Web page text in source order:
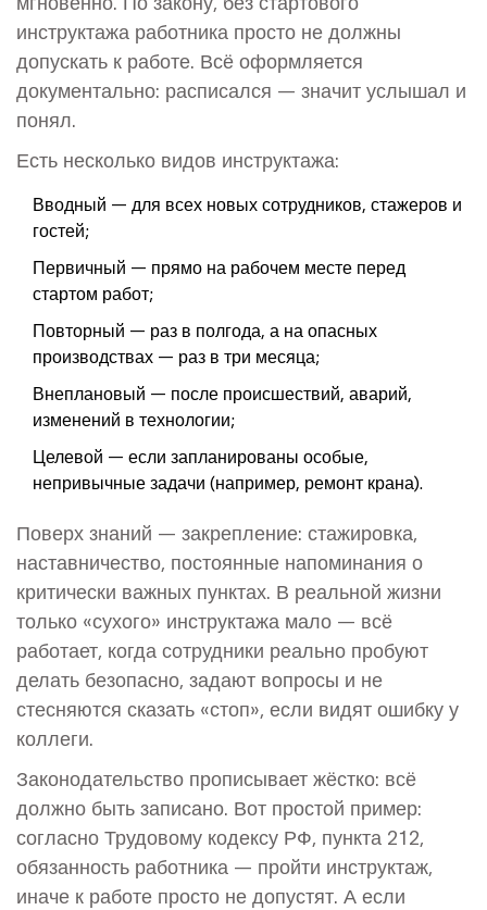
инструктажа работника просто не должны
допускать к работе. Всё оформляется
документально: расписался — значит услышал и
понял.
Есть несколько видов инструктажа:
Вводный — для всех новых сотрудников, стажеров и
гостей;
Первичный — прямо на рабочем месте перед
стартом работ;
Повторный — раз в полгода, а на опасных
производствах — раз в три месяца;
Внеплановый — после происшествий, аварий,
изменений в технологии;
Целевой — если запланированы особые,
непривычные задачи (например, ремонт крана).
Поверх знаний — закрепление: стажировка,
наставничество, постоянные напоминания о
критически важных пунктах. В реальной жизни
только «сухого» инструктажа мало — всё
работает, когда сотрудники реально пробуют
делать безопасно, задают вопросы и не
стесняются сказать «стоп», если видят ошибку у
коллеги.
Законодательство прописывает жёстко: всё
должно быть записано. Вот простой пример:
согласно Трудовому кодексу РФ, пункта 212,
обязанность работника — пройти инструктаж,
иначе к работе просто не допустят. А если